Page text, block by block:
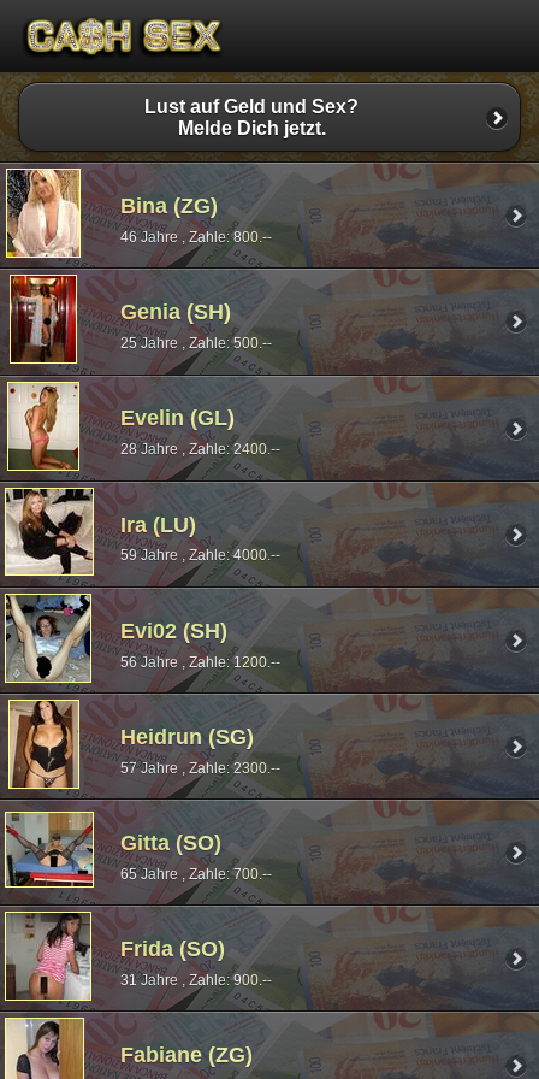
Lust auf Geld und Sex?
Melde Dich jetzt.
Bina (ZG)
46 Jahre , Zahle: 800.--
Genia (SH)
25 Jahre , Zahle: 500.--
Evelin (GL)
28 Jahre , Zahle: 2400.--
Ira (LU)
59 Jahre , Zahle: 4000.--
Evi02 (SH)
56 Jahre , Zahle: 1200.--
Heidrun (SG)
57 Jahre , Zahle: 2300.--
Gitta (SO)
65 Jahre , Zahle: 700.--
Frida (SO)
31 Jahre , Zahle: 900.--
Fabiane (ZG)